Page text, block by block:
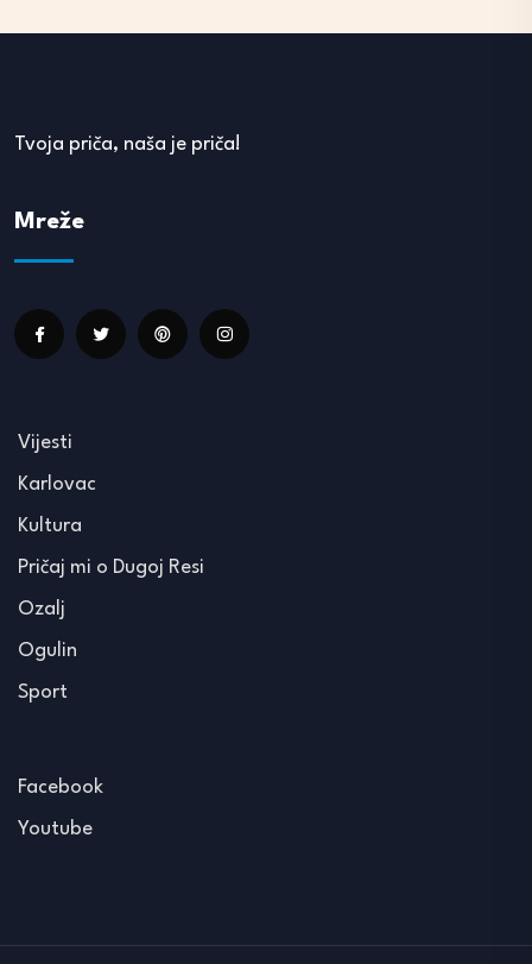
Tvoja priča, naša je priča!
Mreže
Vijesti
Karlovac
Kultura
Pričaj mi o Dugoj Resi
Ozalj
Ogulin
Sport
Facebook
Youtube